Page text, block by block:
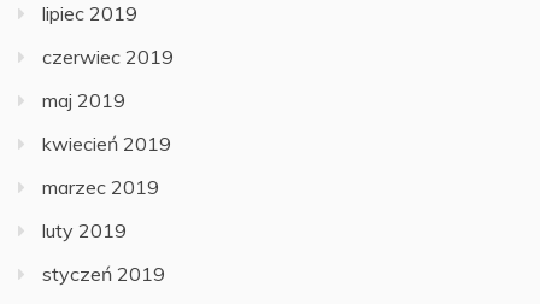
lipiec 2019
czerwiec 2019
maj 2019
kwiecień 2019
marzec 2019
luty 2019
styczeń 2019